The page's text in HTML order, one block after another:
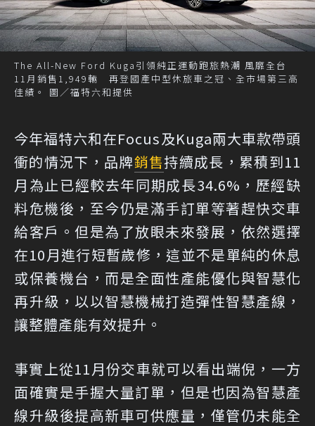
The All-New Ford Kuga引領純正運動跑旅熱潮 風靡全台
11月銷售1,949輛 再登國產中型休旅車之冠、全市場第三高
佳績。 圖／福特六和提供
今年福特六和在Focus及Kuga兩大車款帶頭
衝的情況下，品牌銷售持續成長，累積到11
月為止已經較去年同期成長34.6%，歷經缺
料危機後，至今仍是滿手訂單等著趕快交車
給客戶。但是為了放眼未來發展，依然選擇
在10月進行短暫歲修，這並不是單純的休息
或保養機台，而是全面性產能優化與智慧化
再升級，以以智慧機械打造彈性智慧產線，
讓整體產能有效提升。
事實上從11月份交車就可以看出端倪，一方
面確實是手握大量訂單，但是也因為智慧產
線升級後提高新車可供應量，僅管仍未能全